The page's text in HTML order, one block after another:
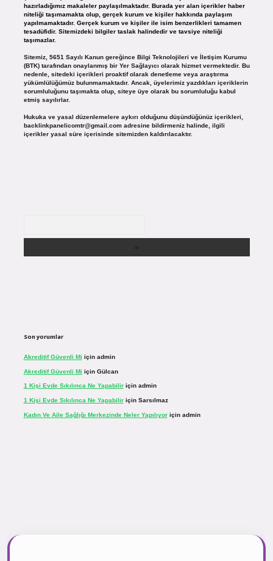
hazırladığımız makaleler paylaşılmaktadır. Burada yer alan içerikler haber
niteliği taşımamakta olup, gerçek kurum ve kişiler hakkında paylaşım
yapılmamaktadır. Gerçek kurum ve kişiler ile isim benzerlikleri tamamen
tesadüfidir. Sitemizdeki bilgiler taslak halindedir ve tavsiye niteliği
taşımazlar.
Sitemiz, 5651 Sayılı Kanun gereğince Bilgi Teknolojileri ve İletişim Kurumu
(BTK) tarafından onaylanmış bir Yer Sağlayıcı olarak hizmet vermektedir. Bu
nedenle, sitedeki içerikleri proaktif olarak denetleme veya araştırma
yükümlülüğümüz bulunmamaktadır. Ancak, üyelerimiz yazdıkları içeriklerin
sorumluluğunu taşımakta olup, siteye üye olarak bu sorumluluğu kabul
etmiş sayılırlar.
Hukuka ve yasal düzenlemelere aykırı olduğunu düşündüğünüz içerikleri,
backlinkpanelicomtr@gmail.comadresine bildirmeniz halinde, ilgili
içerikler yasal süre içerisinde sitemizden kaldırılacaktır.
Son yorumlar
Akreditif Güvenli Mi için admin
Akreditif Güvenli Mi için Gülcan
1 Kişi Evde Sıkılınca Ne Yapabiliriçin admin
1 Kişi Evde Sıkılınca Ne Yapabiliriçin Sarsılmaz
Kadın Ve Aile Sağlığı Merkezinde Neler Yapılıyoriçin admin